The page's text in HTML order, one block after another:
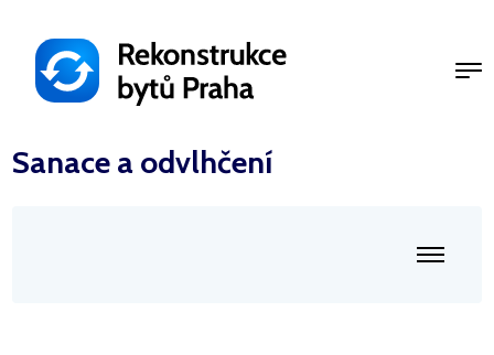
hlavnímu
obsahu
Sanace a odvlhčení